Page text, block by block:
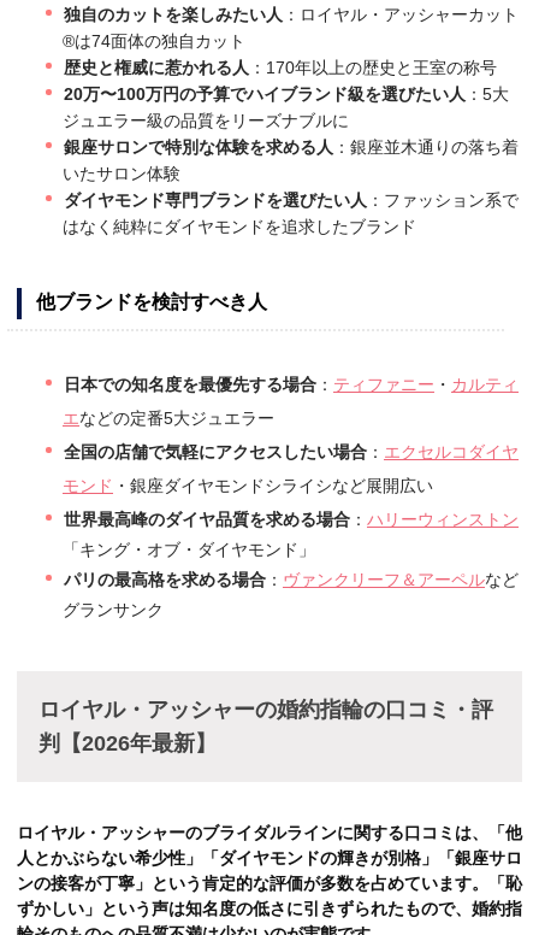
独自のカットを楽しみたい人 ：ロイヤル・アッシャーカット
®は74面体の独自カット
歴史と権威に惹かれる人 ：170年以上の歴史と王室の称号
20万〜100万円の予算でハイブランド級を選びたい人 ：5大
ジュエラー級の品質をリーズナブルに
銀座サロンで特別な体験を求める人 ：銀座並木通りの落ち着
いたサロン体験
ダイヤモンド専門ブランドを選びたい人 ：ファッション系で
はなく純粋にダイヤモンドを追求したブランド
他ブランドを検討すべき人
日本での知名度を最優先する場合 ： ティファニー ・ カルティ
エなどの定番5大ジュエラー
全国の店舗で気軽にアクセスしたい場合 ： エクセルコダイヤ
モンド ・銀座ダイヤモンドシライシなど展開広い
世界最高峰のダイヤ品質を求める場合 ： ハリーウィンストン
「キング・オブ・ダイヤモンド」
パリの最高格を求める場合 ： ヴァンクリーフ＆アーペルなど
グランサンク
ロイヤル・アッシャーの婚約指輪の口コミ・評
判【2026年最新】
ロイヤル・アッシャーのブライダルラインに関する口コミは、「他
人とかぶらない希少性」「ダイヤモンドの輝きが別格」「銀座サロ
ンの接客が丁寧」という肯定的な評価が多数を占めています。「恥
ずかしい」という声は知名度の低さに引きずられたもので、婚約指